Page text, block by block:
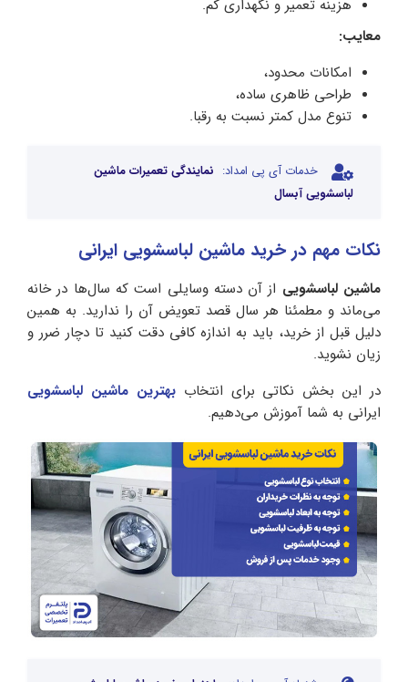
هزینه تعمیر و نگهداری کم.
معایب:
امکانات محدود،
طراحی ظاهری ساده،
تنوع مدل کمتر نسبت به رقبا.
خدمات آی پی امداد: نمایندگی تعمیرات ماشین
لباسشویی آبسال
نکات مهم در خرید ماشین لباسشویی ایرانی
ماشین لباسشویی از آن دسته وسایلی است که سال‌ها در خانه
می‌ماند و مطمئنا هر سال قصد تعویض آن را ندارید. به همین
دلیل قبل از خرید، باید به اندازه کافی دقت کنید تا دچار ضرر و
زیان نشوید.
در این بخش نکاتی برای انتخاببهترین ماشین لباسشویی
ایرانی به شما آموزش می‌دهیم.